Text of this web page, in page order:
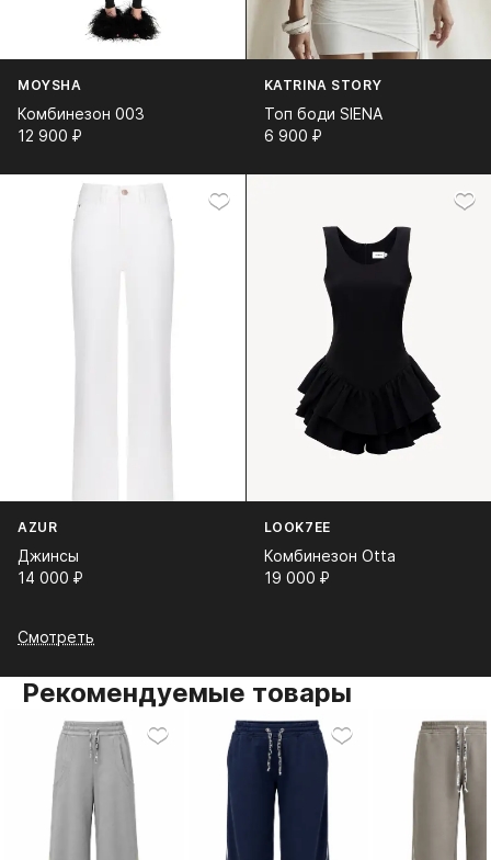
MOYSHA
Комбинезон 003
12 900⁠ ⁠₽
KATRINA STORY
Топ боди SIENA
6 900⁠ ⁠₽
AZUR
Джинсы
14 000⁠ ⁠₽
LOOK7EE
Комбинезон Otta
19 000⁠ ⁠₽
Смотреть
Рекомендуемые товары